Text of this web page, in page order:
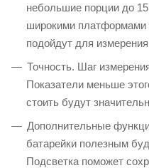
небольшие порции до
широкими платформами
подойдут для
Точность. Шаг
Показатели меньше
стоить будут
Дополнительные
батарейки полезным
Подсветка поможет